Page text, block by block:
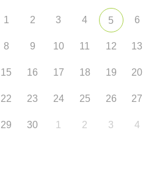
1 2 3 4 5 6
8 9 10 11 12 13
15 16 17 18 19 20
22 23 24 25 26 27
29 30 1 2 3 4